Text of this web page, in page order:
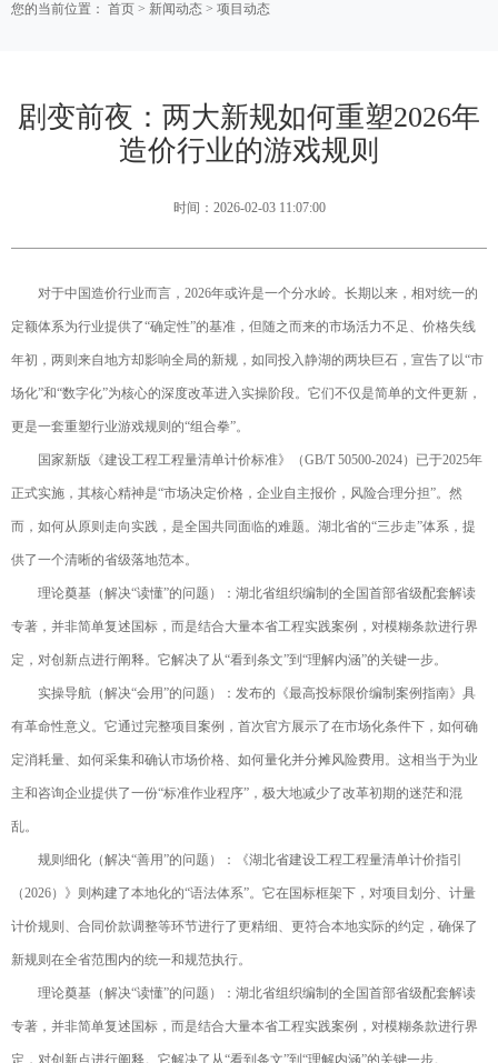
您的当前位置： 首页 > 新闻动态 > 项目动态
剧变前夜：两大新规如何重塑2026年
造价行业的游戏规则
时间：2026-02-03 11:07:00
对于中国造价行业而言，2026年或许是一个分水岭。长期以来，相对统一的
定额体系为行业提供了“确定性”的基准，但随之而来的市场活力不足、价格失线
年初，两则来自地方却影响全局的新规，如同投入静湖的两块巨石，宣告了以“市
场化”和“数字化”为核心的深度改革进入实操阶段。它们不仅是简单的文件更新，
更是一套重塑行业游戏规则的“组合拳”。
国家新版《建设工程工程量清单计价标准》（GB/T 50500-2024）已于2025年
正式实施，其核心精神是“市场决定价格，企业自主报价，风险合理分担”。然
而，如何从原则走向实践，是全国共同面临的难题。湖北省的“三步走”体系，提
供了一个清晰的省级落地范本。
理论奠基（解决“读懂”的问题）：湖北省组织编制的全国首部省级配套解读
专著，并非简单复述国标，而是结合大量本省工程实践案例，对模糊条款进行界
定，对创新点进行阐释。它解决了从“看到条文”到“理解内涵”的关键一步。
实操导航（解决“会用”的问题）：发布的《最高投标限价编制案例指南》具
有革命性意义。它通过完整项目案例，首次官方展示了在市场化条件下，如何确
定消耗量、如何采集和确认市场价格、如何量化并分摊风险费用。这相当于为业
主和咨询企业提供了一份“标准作业程序”，极大地减少了改革初期的迷茫和混
乱。
规则细化（解决“善用”的问题）：《湖北省建设工程工程量清单计价指引
（2026）》则构建了本地化的“语法体系”。它在国标框架下，对项目划分、计量
计价规则、合同价款调整等环节进行了更精细、更符合本地实际的约定，确保了
新规则在全省范围内的统一和规范执行。
理论奠基（解决“读懂”的问题）：湖北省组织编制的全国首部省级配套解读
专著，并非简单复述国标，而是结合大量本省工程实践案例，对模糊条款进行界
定，对创新点进行阐释。它解决了从“看到条文”到“理解内涵”的关键一步。